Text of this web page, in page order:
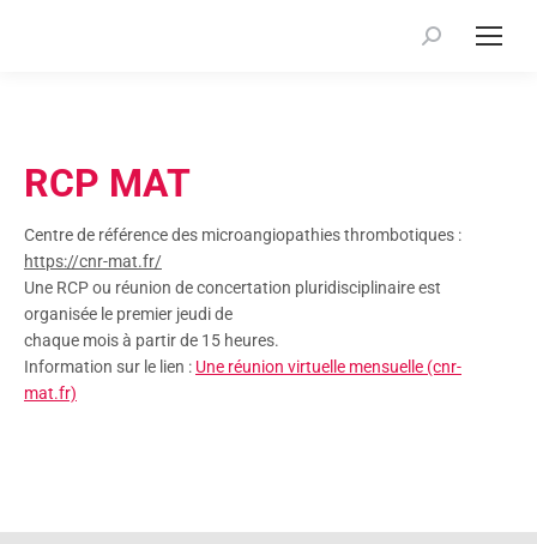
Recherche
RCP MAT
Centre de référence des microangiopathies thrombotiques :
https://cnr-mat.fr/
Une RCP ou réunion de concertation pluridisciplinaire est
organisée le premier jeudi de
chaque mois à partir de 15 heures.
Information sur le lien : Une réunion virtuelle mensuelle (cnr-
mat.fr)